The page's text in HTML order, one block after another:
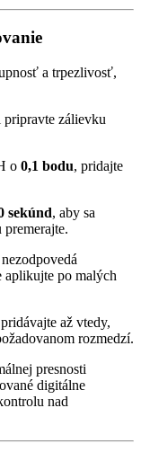
a trpezlivosť,
pripravte zálievku
o 0,1 bodu, pridajte
sekúnd, aby sa
aplikujte po malých
až vtedy,
rozmedzí.
presnosti
digitálne
nad